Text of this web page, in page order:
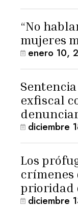
“No
mujeres
enero 10,
exfiscal
diciembre
Los
crímenes
prioridad
diciembre